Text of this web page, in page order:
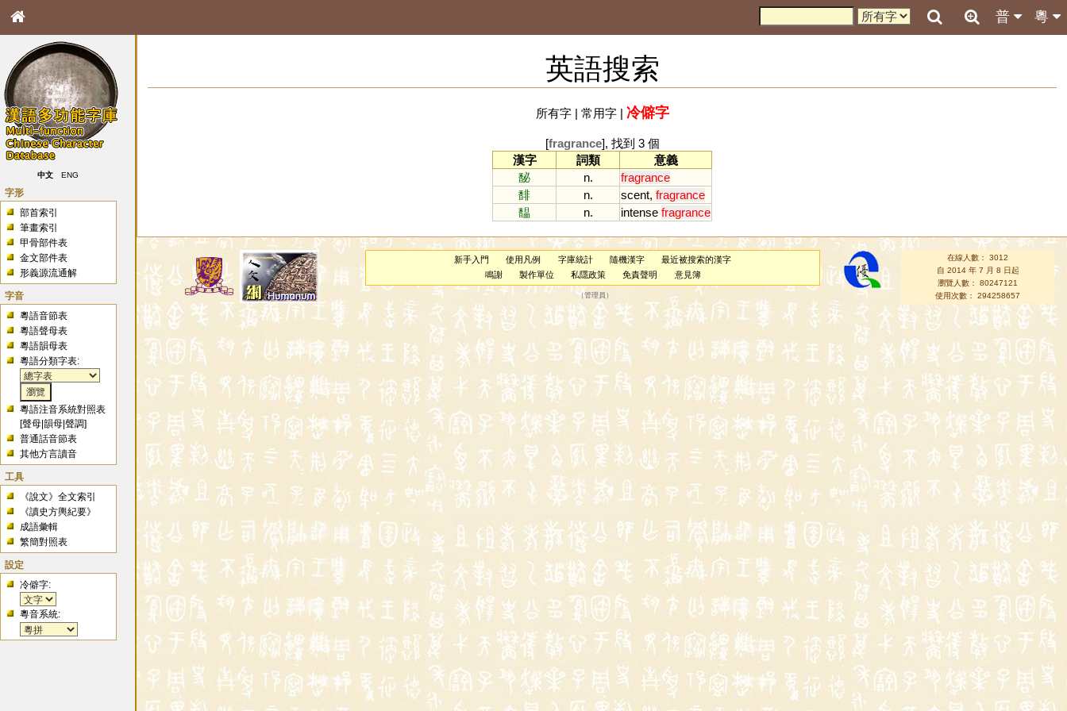
粵
普
中文 ENG
字形
部首索引
筆畫索引
甲骨部件表
金文部件表
形義源流通解
字音
粵語音節表
粵語聲母表
粵語韻母表
粵語分類字表:
粵語注音系統對照表
[聲母 |韻母 |聲調]
普通話音節表
其他方言讀音
工具
《說文》全文索引
《讀史方輿紀要》
成語彙輯
繁簡對照表
設定
冷僻字:
粵音系統:
英語搜索
所有字| 常用字| 冷僻字
[fragrance], 找到 3 個
漢字
詞類
意義
馝
n.
fragrance
馡
n. scent, fragrance
馧
n. intense fragrance
新手入門 使用凡例 字庫統計 隨機漢字
最近被搜索的漢字
鳴謝
製作單位 私隱政策 免責聲明 意見簿
（管理員 ）
在線人數： 3012
自 2014 年 7 月 8 日起
瀏覽人數： 80247121
使用次數： 294258657